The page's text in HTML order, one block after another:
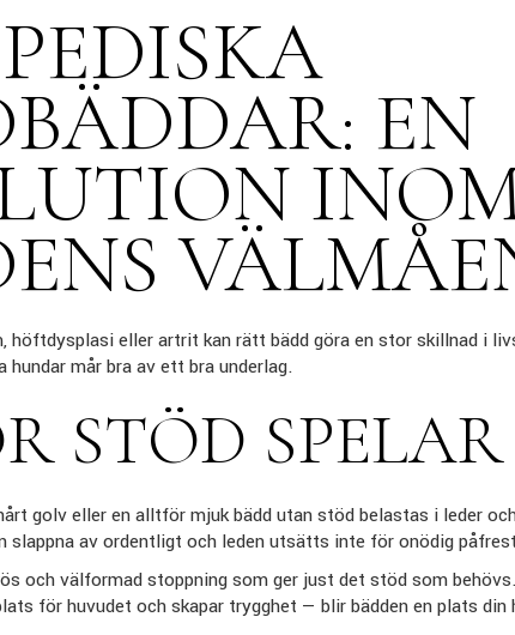
EN
höftdysplasi eller artrit kan rätt bädd göra en stor skillnad i
hundar mår bra av ett bra underlag.
STÖD
golv eller en alltför mjuk bädd utan stöd belastas i leder
slappna av ordentligt och leden utsätts inte för onödig
och välformad stoppning som ger just det stöd som
för huvudet och skapar trygghet — blir bädden en plats din